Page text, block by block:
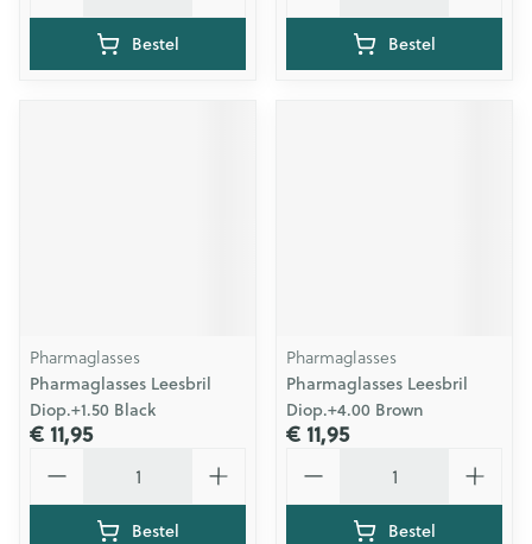
Bestel Bestel
Pharmaglasses
Pharmaglasses Leesbril
Diop.+1.50 Black
€ 11,95
Bestel
Pharmaglasses
Pharmaglasses Leesbril
Diop.+4.00 Brown
€ 11,95
Bestel